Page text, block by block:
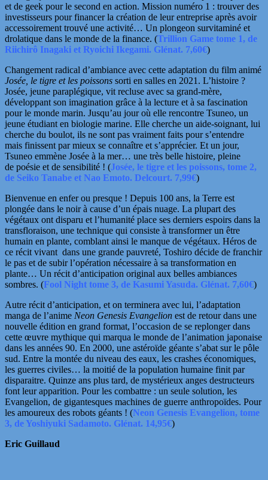
et de geek pour le second en action. Mission numéro 1 : trouver des
investisseurs pour financer la création de leur entreprise après avoir
accessoirement trouvé une activité… Un plongeon survitaminé et
drolatique dans le monde de la finance. (Trillion Game tome 1, de
Riichirô Inagaki et Ryoichi Ikegami. Glénat. 7,60€)
Changement radical d’ambiance avec cette adaptation du film animé
Josée, le tigre et les poissons sorti en salles en 2021. L’histoire ?
Josée, jeune paraplégique, vit recluse avec sa grand-mère,
développant son imagination grâce à la lecture et à sa fascination
pour le monde marin. Jusqu’au jour où elle rencontre Tsuneo, un
jeune étudiant en biologie marine. Elle cherche un aide-soignant, lui
cherche du boulot, ils ne sont pas vraiment faits pour s’entendre
mais finissent par mieux se connaître et s’apprécier. Et un jour,
Tsuneo emmène Josée à la mer… une très belle histoire, pleine
de poésie et de sensibilité ! (Josée, le tigre et les poissons, tome 2,
de Seiko Tanabe et Nao Emoto. Delcourt. 7,99€)
Bienvenue en enfer ou presque ! Depuis 100 ans, la Terre est
plongée dans le noir à cause d’un épais nuage. La plupart des
végétaux ont disparu et l’humanité place ses derniers espoirs dans la
transfloraison, une technique qui consiste à transformer un être
humain en plante, comblant ainsi le manque de végétaux. Héros de
ce récit vivant dans une grande pauvreté, Toshiro décide de franchir
le pas et de subir l’opération nécessaire à sa transformation en
plante… Un récit d’anticipation original aux belles ambiances
sombres. (Fool Night tome 3, de Kasumi Yasuda. Glénat. 7,60€)
Autre récit d’anticipation, et on terminera avec lui, l’adaptation
manga de l’anime Neon Genesis Evangelion est de retour dans une
nouvelle édition en grand format, l’occasion de se replonger dans
cette œuvre mythique qui marqua le monde de l’animation japonaise
dans les années 90. En 2000, une astéroïde géante s’abat sur le pôle
sud. Entre la montée du niveau des eaux, les crashes économiques,
les guerres civiles… la moitié de la population humaine finit par
disparaitre. Quinze ans plus tard, de mystérieux anges destructeurs
font leur apparition. Pour les combattre : un seule solution, les
Evangelion, de gigantesques machines de guerre anthropoïdes. Pour
les amoureux des robots géants ! (Neon Genesis Evangelion, tome
3, de Yoshiyuki Sadamoto. Glénat. 14,95€)
Eric Guillaud